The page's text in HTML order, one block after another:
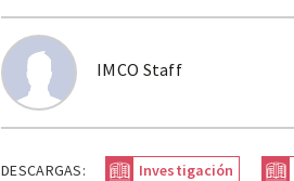
IMCO Staff
DESCARGAS: Investigación